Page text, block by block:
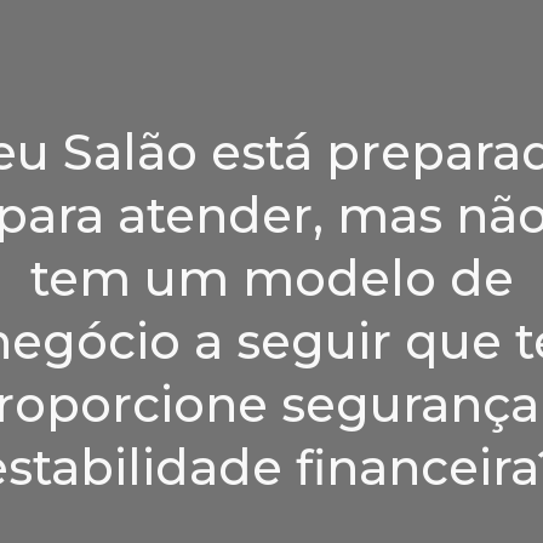
Salão está
atender, mas
tem um modelo de
a seguir que